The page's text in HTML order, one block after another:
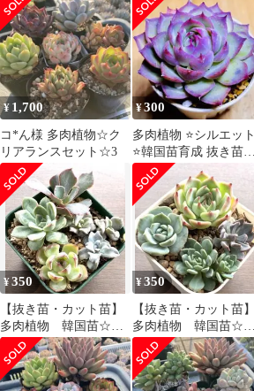
¥ 1,700
コ*ん様 多肉植物☆ク
リアランスセット☆3
¥300
多肉植物 ⭐️シルエット
⭐️韓国苗育成 抜き苗
g25
¥350
【抜き苗・カット苗】
多肉植物 韓国苗☆４
種セット⑩
¥350
【抜き苗・カット苗】
多肉植物 韓国苗☆４
種セット⑨